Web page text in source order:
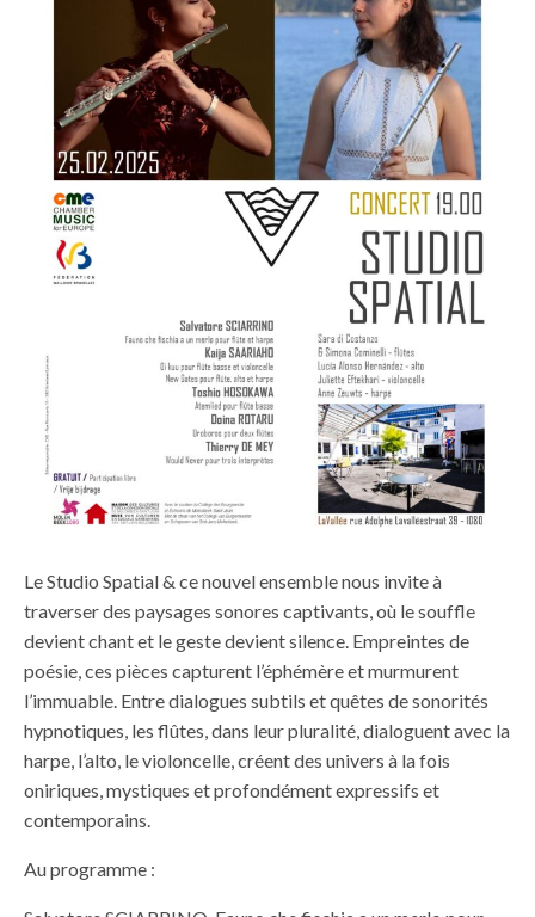
Le Studio Spatial & ce nouvel ensemble nous invite à
traverser des paysages sonores captivants, où le souffle
devient chant et le geste devient silence. Empreintes de
poésie, ces pièces capturent l’éphémère et murmurent
l’immuable. Entre dialogues subtils et quêtes de sonorités
hypnotiques, les flûtes, dans leur pluralité, dialoguent avec la
harpe, l’alto, le violoncelle, créent des univers à la fois
oniriques, mystiques et profondément expressifs et
contemporains.
Au programme :